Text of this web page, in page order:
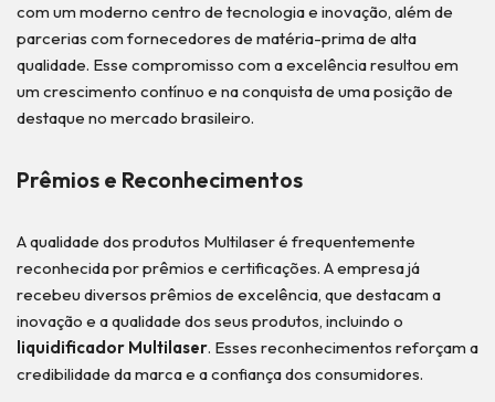
com um moderno centro de tecnologia e inovação, além de
parcerias com fornecedores de matéria-prima de alta
qualidade. Esse compromisso com a excelência resultou em
um crescimento contínuo e na conquista de uma posição de
destaque no mercado brasileiro.
Prêmios e Reconhecimentos
A qualidade dos produtos Multilaser é frequentemente
reconhecida por prêmios e certificações. A empresa já
recebeu diversos prêmios de excelência, que destacam a
inovação e a qualidade dos seus produtos, incluindo o
liquidificador Multilaser. Esses reconhecimentos reforçam a
credibilidade da marca e a confiança dos consumidores.